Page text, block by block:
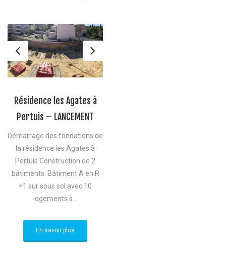
Résidence les Agates à
Pertuis – LANCEMENT
Démarrage des fondations de
la résidence les Agates à
Pertuis Construction de 2
bâtiments: Bâtiment A en R
+1 sur sous sol avec 10
logements s...
En savoir plus